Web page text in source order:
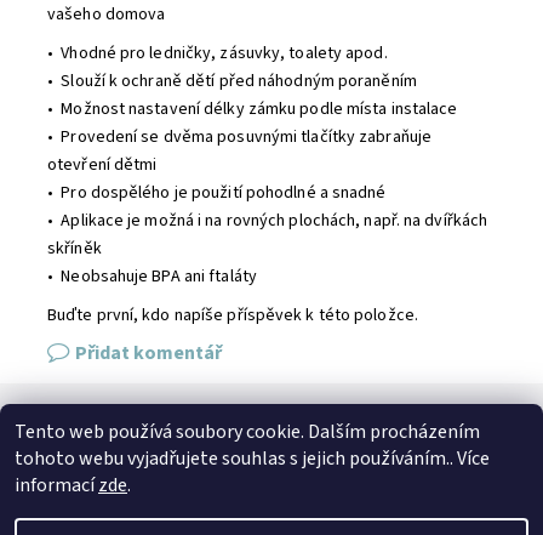
vašeho domova
• Vhodné pro ledničky, zásuvky, toalety apod.
• Slouží k ochraně dětí před náhodným poraněním
• Možnost nastavení délky zámku podle místa instalace
• Provedení se dvěma posuvnými tlačítky zabraňuje
otevření dětmi
• Pro dospělého je použití pohodlné a snadné
• Aplikace je možná i na rovných plochách, např. na dvířkách
skříněk
• Neobsahuje BPA ani ftaláty
Buďte první, kdo napíše příspěvek k této položce.
Přidat komentář
SPOJTE SE S NÁMI
Kontakt
Tento web používá soubory cookie. Dalším procházením
tohoto webu vyjadřujete souhlas s jejich používáním.. Více
informacízde.